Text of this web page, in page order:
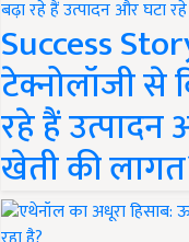
Success
टेक्नोलॉजी से
रहे हैं उत्पादन
खेती की